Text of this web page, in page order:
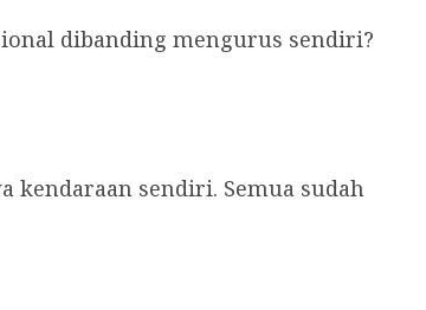
dibanding mengurus sendiri?
kendaraan sendiri. Semua sudah